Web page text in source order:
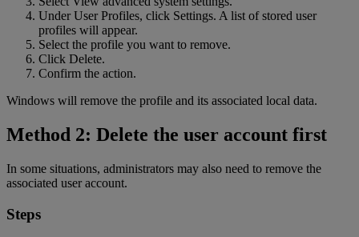
Under User Profiles, click Settings. A list of stored user
profiles will appear.
Select the profile you want to remove.
Click Delete.
Confirm the action.
Windows will remove the profile and its associated local data.
Method 2: Delete the user account first
In some situations, administrators may also need to remove the
associated user account.
Steps